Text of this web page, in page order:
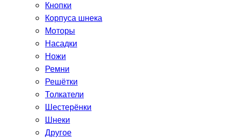
Кнопки
Корпуса шнека
Моторы
Насадки
Ножи
Ремни
Решётки
Толкатели
Шестерёнки
Шнеки
Другое